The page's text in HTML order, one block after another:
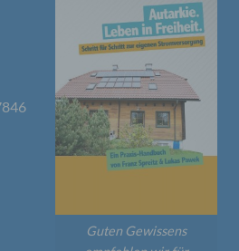
Guten Gewissens
zu